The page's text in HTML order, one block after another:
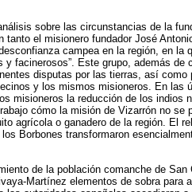
sobre las circunstancias de la
el misionero fundador José
campea en la región, en la
facinerosos”. Este grupo, además de
disputas por las tierras, así como
y los mismos misioneros. En las
misioneros la reducción de los indios
cómo la misión de Vizarrón no se
agrícola o ganadero de la región. El
Borbones transformaron
de la población comanche de San
Martínez elementos de sobra para